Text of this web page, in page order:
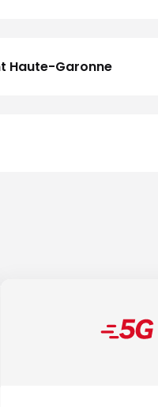
Haute-Garonne